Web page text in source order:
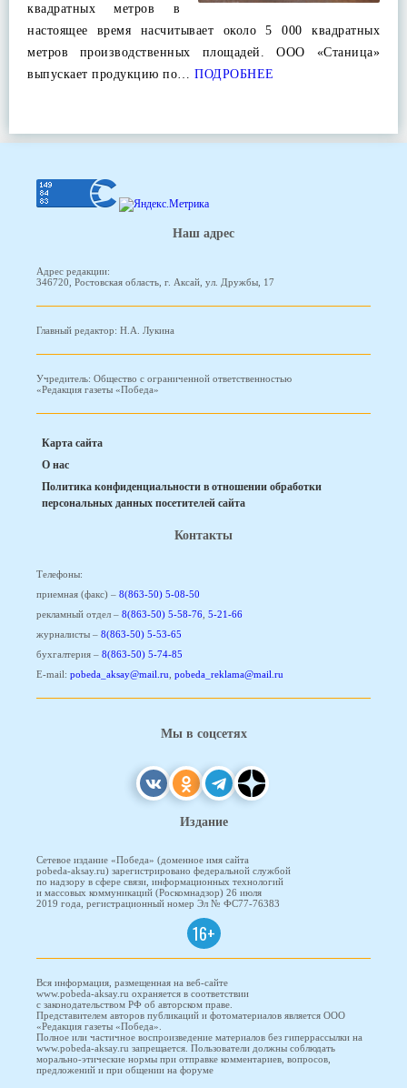
квадратных метров в
настоящее время насчитывает около 5 000 квадратных
метров производственных площадей. ООО «Станица»
выпускает продукцию по… ПОДРОБНЕЕ
Наш адрес
Адрес редакции:
346720, Ростовская область, г. Аксай, ул. Дружбы, 17
Главный редактор: Н.А. Лукина
Учредитель: Общество с ограниченной ответственностью
«Редакция газеты «Победа»
Карта сайта
О нас
Политика конфиденциальности в отношении обработки
персональных данных посетителей сайта
Контакты
Телефоны:
приемная (факс) – 8(863-50) 5-08-50
рекламный отдел – 8(863-50) 5-58-76 5-21-66
журналисты – 8(863-50) 5-53-65
бухгалтерия – 8(863-50) 5-74-85
E-mail: pobeda_aksay@mail.ru pobeda_reklama@mail.ru
Мы в соцсетях
Издание
Сетевое издание «Победа» (доменное имя сайта
pobeda-aksay.ru) зарегистрировано федеральной службой
по надзору в сфере связи, информационных технологий
и массовых коммуникаций (Роскомнадзор) 26 июля
2019 года, регистрационный номер Эл № ФС77-76383
16+
Вся информация, размещенная на веб-сайте
www.pobeda-aksay.ru охраняется в соответствии
с законодательством РФ об авторском праве.
Представителем авторов публикаций и фотоматериалов является ООО
«Редакция газеты «Победа».
Полное или частичное воспроизведение материалов без гиперрассылки на
www.pobeda-aksay.ru запрещается. Пользователи должны соблюдать
морально-этические нормы при отправке комментариев, вопросов,
предложений и при общении на форуме